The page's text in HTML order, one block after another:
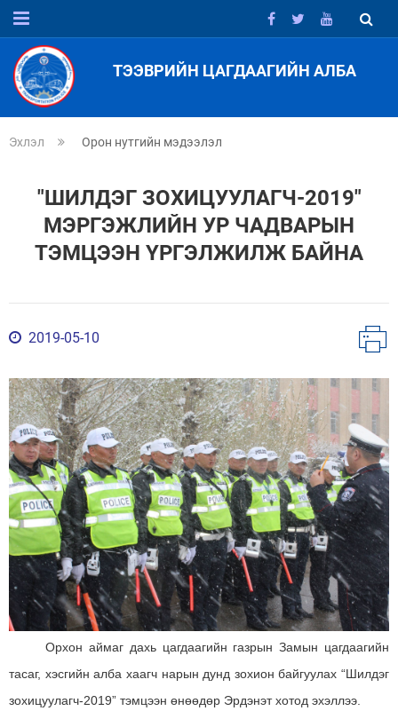
ТЭЭВРИЙН ЦАГДААГИЙН АЛБА
Эхлэл Орон нутгийн мэдээлэл
"ШИЛДЭГ ЗОХИЦУУЛАГЧ-2019"
МЭРГЭЖЛИЙН УР ЧАДВАРЫН
ТЭМЦЭЭН ҮРГЭЛЖИЛЖ БАЙНА
2019-05-10
Орхон аймаг дахь цагдаагийн газрын Замын цагдаагийн
тасаг, хэсгийн алба хаагч нарын дунд зохион байгуулах “Шилдэг
зохицуулагч-2019” тэмцээн өнөөдөр Эрдэнэт хотод эхэллээ.